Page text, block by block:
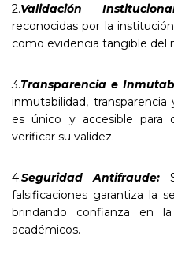
2.Validación
reconocidas por la
como evidencia tangible del
3.Transparencia e
inmutabilidad,
es único y accesible para
verificar su validez.
4.Seguridad Antifraude:
falsificaciones garantiza la
brindando confianza en
académicos.